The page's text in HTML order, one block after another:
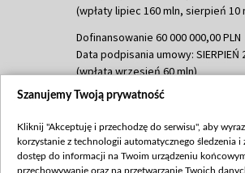
(wpłaty lipiec 160 mln, sierpień 10
Dofinansowanie 60 000 000,00 PLN
Data podpisania umowy: SIERPIEŃ
(wpłata wrzesień 60 mln)
Dofinansowanie 635 783 051,21 PLN
(wpłata wrzesień 100 mln,
mln, listopad 265 mln)
Szanujemy Twoją prywatność
Kliknij "Akceptuję i przechodzę do serwisu", aby
korzystanie z technologii automatycznego śledzenia i
dostęp do informacji na Twoim urządzeniu
przechowywanie oraz na przetwarzanie Twoich